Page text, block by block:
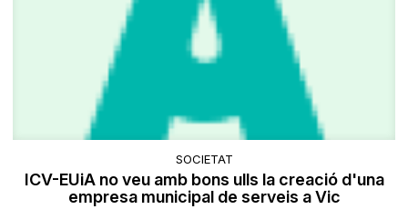
SOCIETAT
ICV-EUiA no veu amb bons ulls la creació d'una
empresa municipal de serveis a Vic